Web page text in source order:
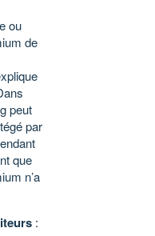
ou
de
peut
par
que
n’a
: